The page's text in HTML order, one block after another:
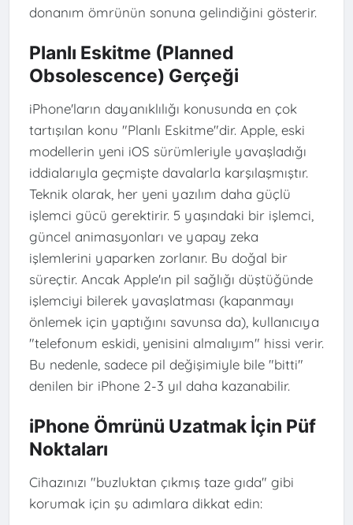
donanım ömrünün sonuna gelindiğini gösterir.
Planlı Eskitme (Planned
Obsolescence) Gerçeği
iPhone'ların dayanıklılığı konusunda en çok
tartışılan konu "Planlı Eskitme"dir. Apple, eski
modellerin yeni iOS sürümleriyle yavaşladığı
iddialarıyla geçmişte davalarla karşılaşmıştır.
Teknik olarak, her yeni yazılım daha güçlü
işlemci gücü gerektirir. 5 yaşındaki bir işlemci,
güncel animasyonları ve yapay zeka
işlemlerini yaparken zorlanır. Bu doğal bir
süreçtir. Ancak Apple'ın pil sağlığı düştüğünde
işlemciyi bilerek yavaşlatması (kapanmayı
önlemek için yaptığını savunsa da), kullanıcıya
"telefonum eskidi, yenisini almalıyım" hissi verir.
Bu nedenle, sadece pil değişimiyle bile "bitti"
denilen bir iPhone 2-3 yıl daha kazanabilir.
iPhone Ömrünü Uzatmak İçin Püf
Noktaları
Cihazınızı "buzluktan çıkmış taze gıda" gibi
korumak için şu adımlara dikkat edin: